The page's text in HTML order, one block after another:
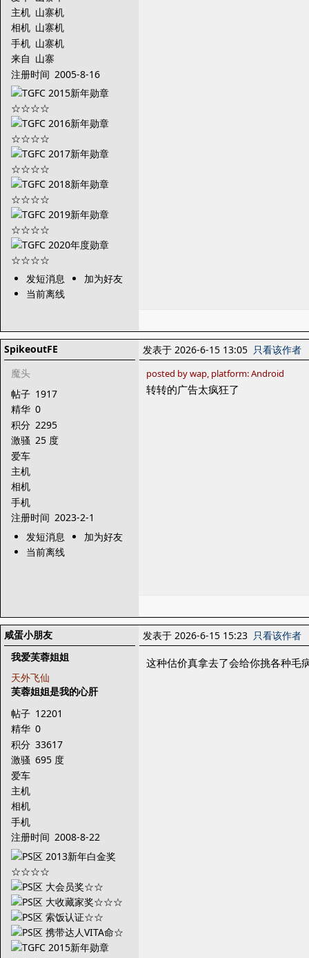
主机 山寨机
相机 山寨机
手机 山寨机
来自 山寨
注册时间 2005-8-16
发短消息
加为好友
当前离线
SpikeoutFE
魔头
帖子 1917
精华 0
积分 2295
激骚 25 度
爱车
主机
相机
手机
注册时间 2023-2-1
发短消息
加为好友
当前离线
发表于 2026-6-15 13:05 只看该作者
posted by wap, platform: Android
转转的广告太疯狂了
咸蛋小朋友
我爱芙蓉姐姐
天外飞仙
芙蓉姐姐是我的心肝
帖子 12201
精华 0
积分 33617
激骚 695 度
爱车
主机
相机
手机
注册时间 2008-8-22
发表于 2026-6-15 15:23 只看该作者
这种估价真拿去了会给你挑各种毛